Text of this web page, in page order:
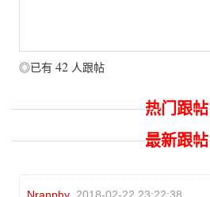
◎已有 42 人跟帖
热门跟帖
最新跟帖